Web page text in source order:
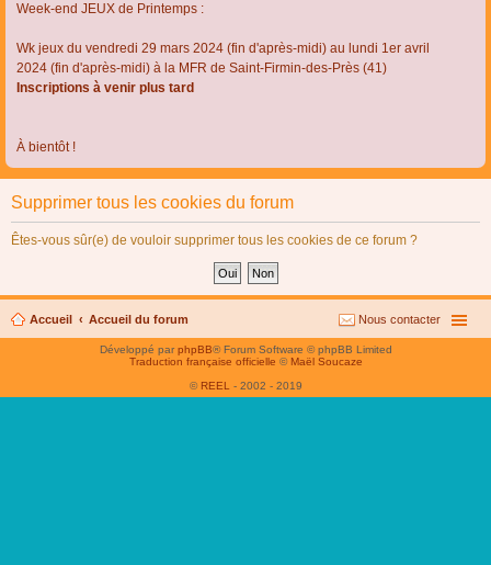
Week-end JEUX de Printemps :
Wk jeux du vendredi 29 mars 2024 (fin d'après-midi) au lundi 1er avril
2024 (fin d'après-midi) à la MFR de Saint-Firmin-des-Près (41)
Inscriptions à venir plus tard
À bientôt !
Supprimer tous les cookies du forum
Êtes-vous sûr(e) de vouloir supprimer tous les cookies de ce forum ?
Accueil Accueil du forum Nous contacter
Développé parphpBB® Forum Software © phpBB Limited
Traduction française officielle © Maël Soucaze
© REEL - 2002 - 2019